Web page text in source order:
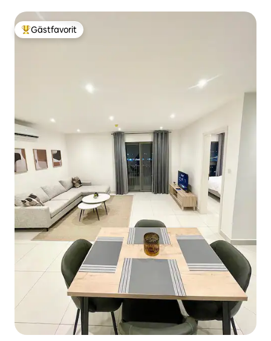
Populär gästfavorit
Gästfavorit